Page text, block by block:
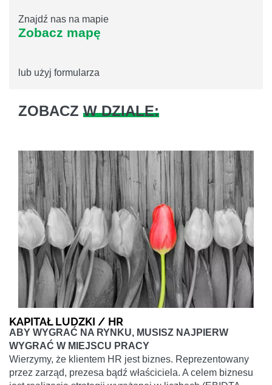
Znajdź nas na mapie
Zobacz mapę
lub użyj formularza
ZOBACZ W DZIALE:
KAPITAŁ LUDZKI / HR
ABY WYGRAĆ NA RYNKU, MUSISZ NAJPIERW
WYGRAĆ W MIEJSCU PRACY
Wierzymy, że klientem HR jest biznes. Reprezentowany
przez zarząd, prezesa bądź właściciela. A celem biznesu